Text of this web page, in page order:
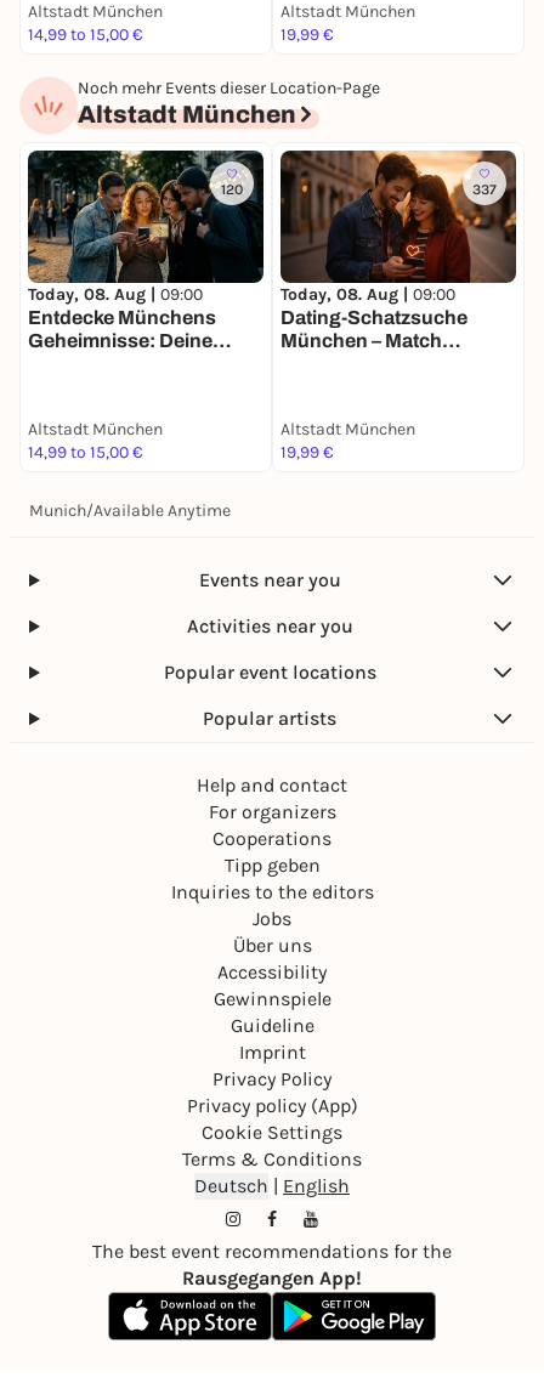
Altstadt München
14,99 to 15,00 €
Altstadt München
19,99 €
Noch mehr Events dieser Location-Page
Altstadt München
120
Today, 08. Aug | 09:00
Entdecke Münchens
Geheimnisse: Deine
Altstadt München
14,99 to 15,00 €
337
Today, 08. Aug | 09:00
Dating-Schatzsuche
München – Match
Altstadt München
19,99 €
Munich/Available Anytime
Events near you
Activities near you
Popular event locations
Popular artists
Help and contact
For organizers
Cooperations
Tipp geben
Inquiries to the editors
Jobs
Über uns
Accessibility
Gewinnspiele
Guideline
Imprint
Privacy Policy
Privacy policy (App)
Cookie Settings
Terms & Conditions
Deutsch | English
The best event recommendations for the
Rausgegangen App!